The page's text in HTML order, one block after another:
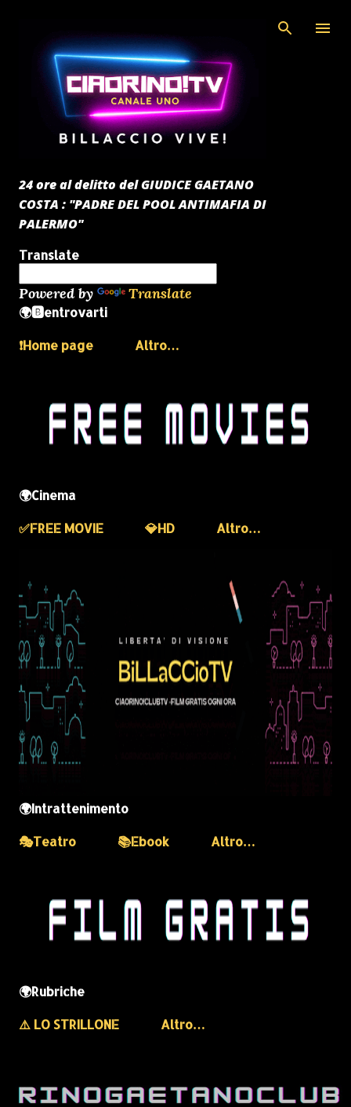
24 ore al delitto del GIUDICE GAETANO
COSTA : "PADRE DEL POOL ANTIMAFIA DI
PALERMO"
Translate
Powered by Translate
🌍🅱️entrovarti
❗️Home page
Altro…
🌍Cinema
✅️FREE MOVIE
💎HD Altro…
🌍Intrattenimento
🎭Teatro
📚Ebook Altro…
🌍Rubriche
⚠️ LO STRILLONE
Altro…